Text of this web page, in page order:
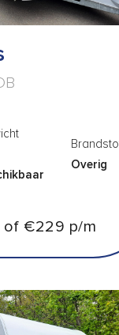
Overig
of €229 p/m